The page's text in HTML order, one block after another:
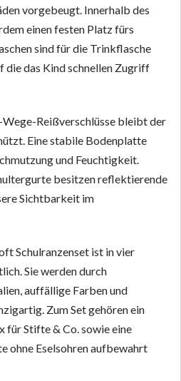
vorgebeugt. Innerhalb des
einen festen Platz fürs
sind für die Trinkflasche
die das Kind schnellen Zugriff
Reißverschlüsse bleibt der
Eine stabile Bodenplatte
und Feuchtigkeit.
besitzen reflektierende
Sichtbarkeit im
Schulranzenset ist in vier
Sie werden durch
auffällige Farben und
Zum Set gehören ein
für Stifte & Co. sowie eine
ohne Eselsohren aufbewahrt